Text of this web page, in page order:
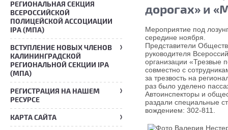
РЕГИОНАЛЬНАЯ СЕКЦИЯ
ВСЕРОССИЙСКОЙ
ПОЛИЦЕЙСКОЙ АССОЦИАЦИИ
IPA (МПА)
ВСТУПЛЕНИЕ НОВЫХ ЧЛЕНОВ
КАЛИНИНГРАДСКОЙ
РЕГИОНАЛЬНОЙ СЕКЦИИ IPA
(МПА)
РЕГИСТРАЦИЯ НА НАШЕМ
РЕСУРСЕ
КАРТА САЙТА
дорогах» и
Мероприятие под
середине ноября.
Представители
руководителя
организации «Трезвые
совместно с
за трезвость на
раз было уделено
Автоинспекторы и
раздали специальные
вождением: 302-811.